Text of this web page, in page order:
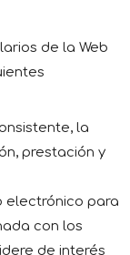
de la Web
la
prestación y
electrónico para
con los
de interés